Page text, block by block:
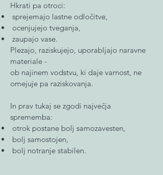
Hkrati pa otroci:
sprejemajo lastne odločitve,
ocenjujejo tveganja,
zaupajo vase.
Plezajo, raziskujejo, uporabljajo naravne
materiale -
ob najinem vodstvu, ki daje varnost, ne
omejuje pa raziskovanja.
In prav tukaj se zgodi največja
sprememba:
otrok postane bolj samozavesten,
bolj samostojen,
bolj notranje stabilen.